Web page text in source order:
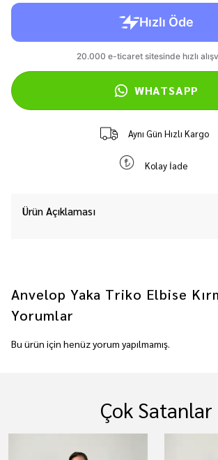
WHATSAPP
Aynı Gün Hızlı Kargo
Kolay İade
Ürün Açıklaması
Anvelop Yaka Triko Elbise
Yorumlar
Bu ürün için henüz yorum yapılmamış.
Çok Satanlar